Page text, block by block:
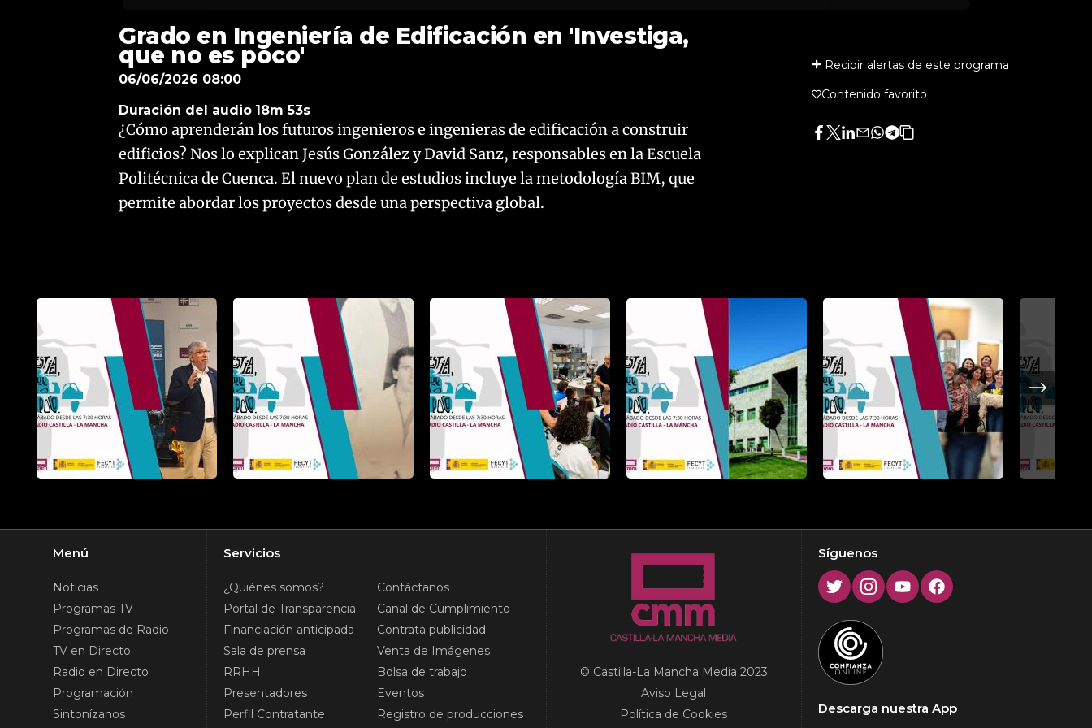
Grado en Ingeniería de Edificación en 'Investiga,
que no es poco'
06/06/2026 08:00
Duración del audio 18m 53s
¿Cómo aprenderán los futuros ingenieros e ingenieras de edificación a construir
edificios? Nos lo explican Jesús González y David Sanz, responsables en la Escuela
Politécnica de Cuenca. El nuevo plan de estudios incluye la metodología BIM, que
permite abordar los proyectos desde una perspectiva global.
Recibir alertas de este programa
Contenido favorito
Facebook
Twitter
LinkedIn
Enviar
Whatsapp
Telegram
Copiar
Next
Menú
Noticias
Programas TV
Programas de Radio
TV en Directo
Radio en Directo
Programación
Sintonízanos
Servicios
¿Quiénes somos?
Portal de Transparencia
Financiación anticipada
Sala de prensa
RRHH
Presentadores
Perfil Contratante
Contáctanos
Canal de Cumplimiento
Contrata publicidad
Venta de Imágenes
Bolsa de trabajo
Eventos
Registro de producciones
© Castilla-La Mancha Media 2023
Aviso Legal
Política de Cookies
Síguenos
TwitterInstagram
YoutubeFacebook
Descarga nuestra App